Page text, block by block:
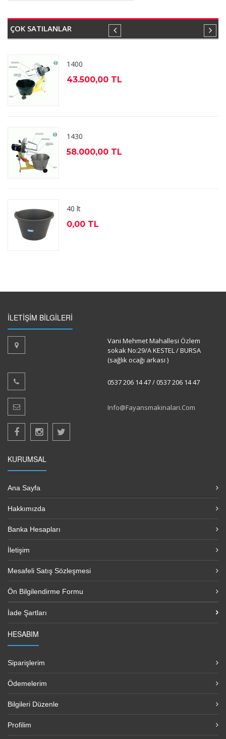
ÇOK SATILANLAR
1400
43.500,00 TL
1430
58.000,00 TL
40 lt
0,00 TL
İLETİŞİM BİLGİLERİ
Vani Mehmet Mahallesi Özlem
sokak No:29/A KESTEL / BURSA
(sağlık ocağı arkası )
0537 206 14 47 / 0537 206 14 47
Info@fayansmakinalari.com
KURUMSAL
Ana Sayfa
Hakkımızda
Banka Hesapları
İletişim
Mesafeli Satış Sözleşmesi
Ön Bilgilendirme Formu
İade Şartları
HESABIM
Siparişlerim
Ödemelerim
Bilgileri Düzenle
Profilim